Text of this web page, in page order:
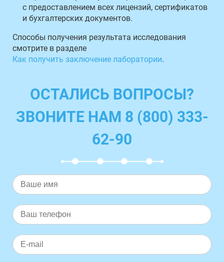
с предоставлением всех лицензий, сертификатов
и бухгалтерских документов.
Способы получения результата исследования
смотрите в разделе
Как получить заключение лаборатории.
ОСТАЛИСЬ ВОПРОСЫ?
ЗВОНИТЕ НАМ 8 (800) 333-
62-90